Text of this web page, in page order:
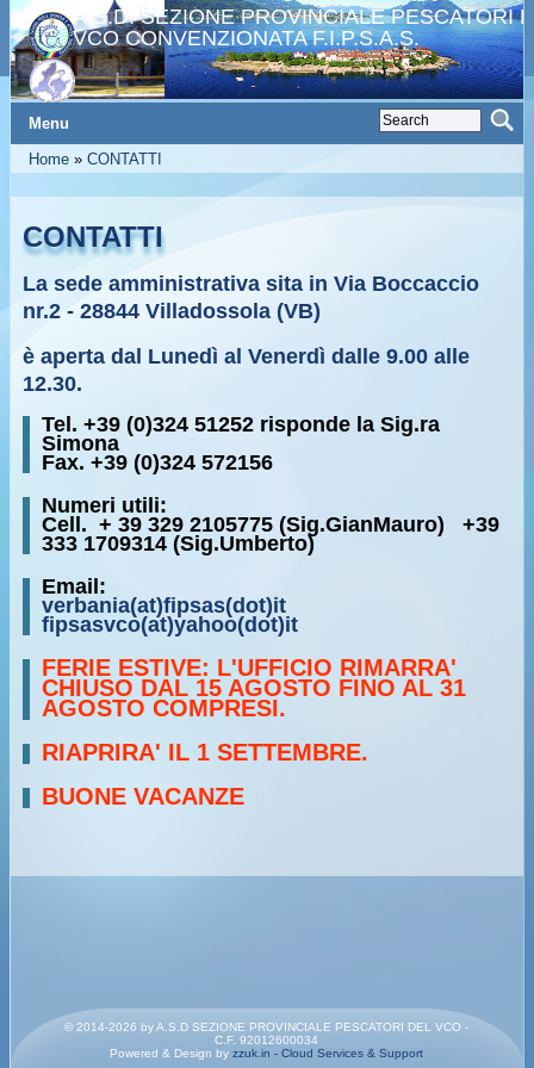
A.S.D. SEZIONE PROVINCIALE PESCATORI
VCO CONVENZIONATA F.I.P.S.A.S.
Menu
Home» CONTATTI
CONTATTI
La sede amministrativa sita in Via Boccaccio
nr.2 - 28844 Villadossola (VB)
è aperta dal Lunedì al Venerdì dalle 9.00 alle
12.30.
Tel. +39 (0)324 51252 risponde la Sig.ra
Simona
Fax. +39 (0)324 572156
Numeri utili:
Cell. + 39 329 2105775 (Sig.GianMauro) +39
333 1709314 (Sig.Umberto)
Email:
verbania(at)fipsas(dot)it
fipsasvco(at)yahoo(dot)it
FERIE ESTIVE: L'UFFICIO RIMARRA'
CHIUSO DAL 15 AGOSTO FINO AL 31
AGOSTO COMPRESI.
RIAPRIRA' IL 1 SETTEMBRE.
BUONE VACANZE
© 2014-2026 by A.S.D SEZIONE PROVINCIALE PESCATORI DEL VCO -
C.F. 92012600034
Powered & Design byzzuk.in - Cloud Services & Support